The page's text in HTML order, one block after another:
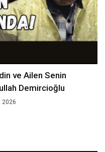
ve Ailen Senin
Demircioğlu
2026